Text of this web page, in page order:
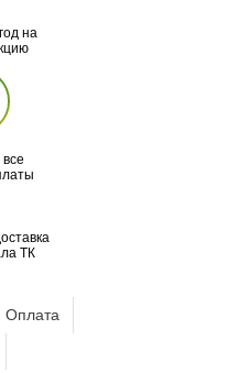
на
ТК
Оплата